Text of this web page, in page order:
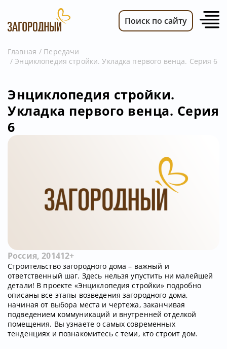
ВИДЕО
ПЕРЕДАЧИ
ТЕЛЕПРОГРАММА
Поиск по сайту
Главная
Передачи
Энциклопедия стройки. Укладка первого венца. Серия 6
Энциклопедия стройки.
Укладка первого венца. Серия
6
Россия, 201412+
Строительство загородного дома – важный и
ответственный шаг. Здесь нельзя упустить ни малейшей
детали! В проекте «Энциклопедия стройки» подробно
описаны все этапы возведения загородного дома,
начиная от выбора места и чертежа, заканчивая
подведением коммуникаций и внутренней отделкой
помещения. Вы узнаете о самых современных
тенденциях и познакомитесь с теми, кто строит дом.